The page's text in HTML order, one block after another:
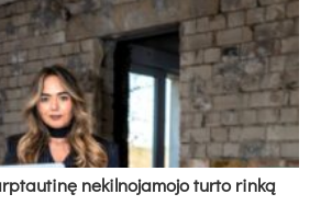
nekilnojamojo turto rinką